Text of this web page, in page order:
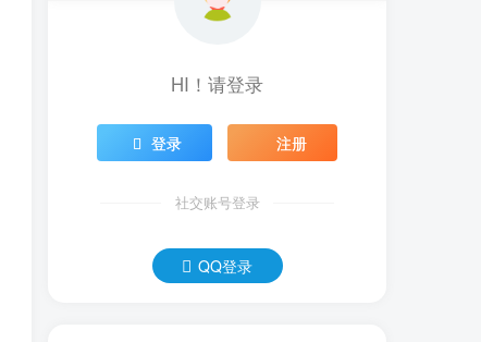
HI！请登录
登录 注册
社交账号登录
QQ登录